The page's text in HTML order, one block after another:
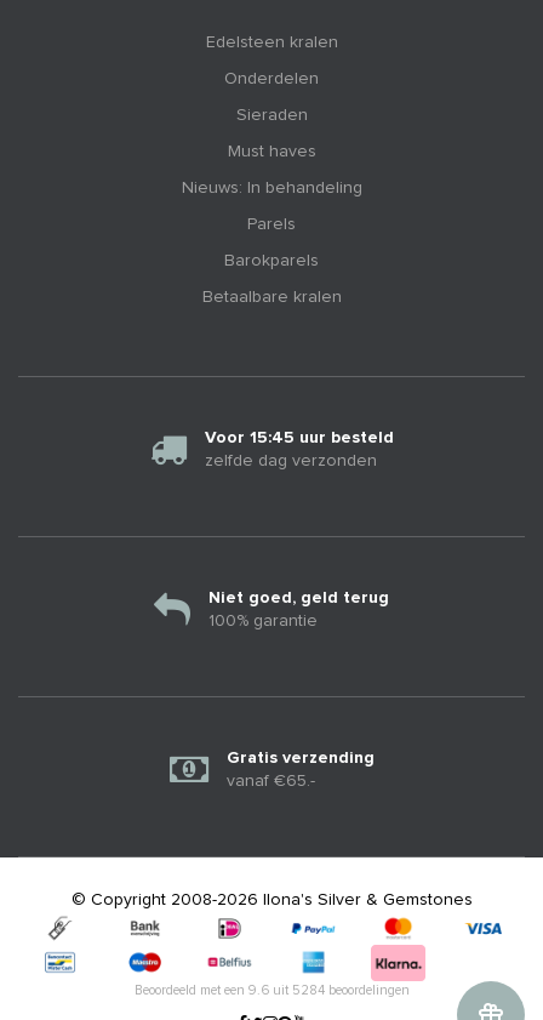
Edelsteen kralen
Onderdelen
Sieraden
Must haves
Nieuws: In behandeling
Parels
Barokparels
Betaalbare kralen
Voor 15:45 uur besteld
zelfde dag verzonden
Niet goed, geld terug
100% garantie
Gratis verzending
vanaf €65.-
© Copyright 2008-2026 Ilona's Silver & Gemstones
Beoordeeld met een 9.6uit 5284beoordelingen